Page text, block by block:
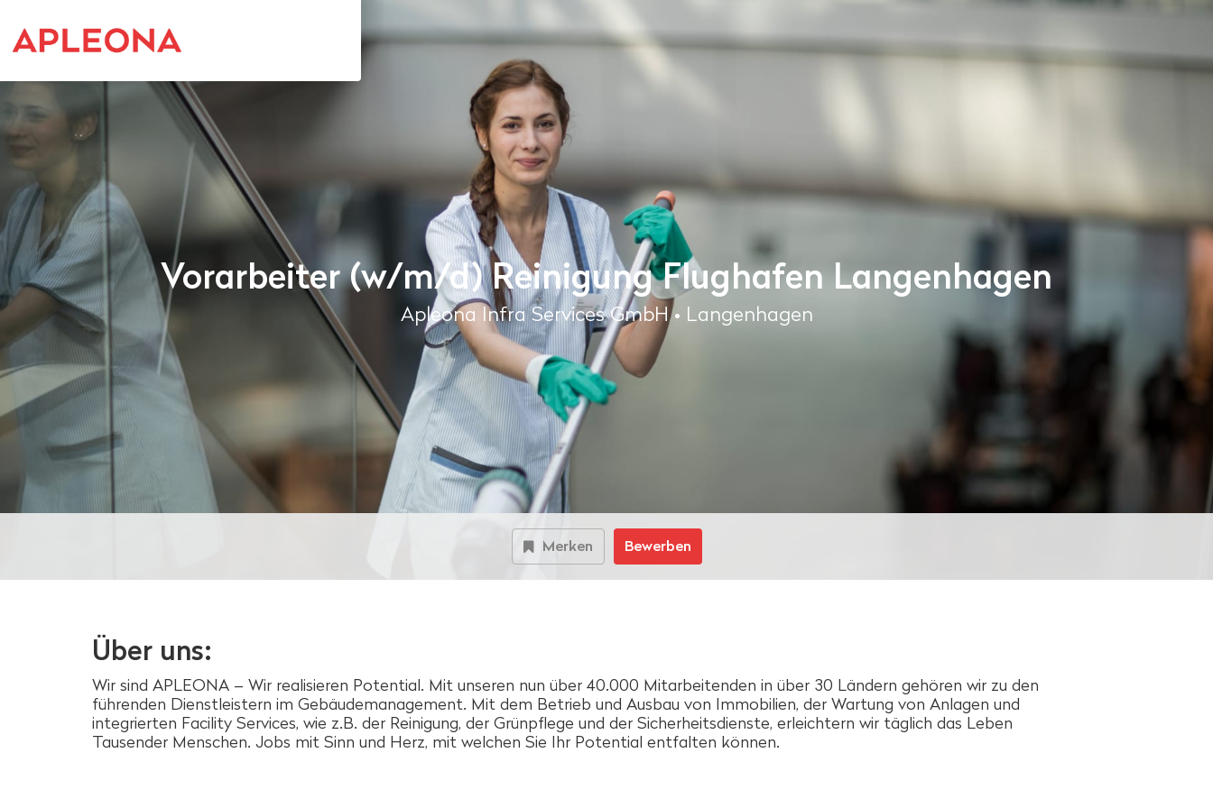
Vorarbeiter (w/m/d) Reinigung Flughafen Langenhagen
Apleona Infra Services GmbH • Langenhagen
Merken Bewerben
Über uns:
Wir sind APLEONA – Wir realisieren Potential. Mit unseren nun über 40.000 Mitarbeitenden in über 30 Ländern gehören wir zu den
führenden Dienstleistern im Gebäudemanagement. Mit dem Betrieb und Ausbau von Immobilien, der Wartung von Anlagen und
integrierten Facility Services, wie z.B. der Reinigung, der Grünpflege und der Sicherheitsdienste, erleichtern wir täglich das Leben
Tausender Menschen. Jobs mit Sinn und Herz, mit welchen Sie Ihr Potential entfalten können.